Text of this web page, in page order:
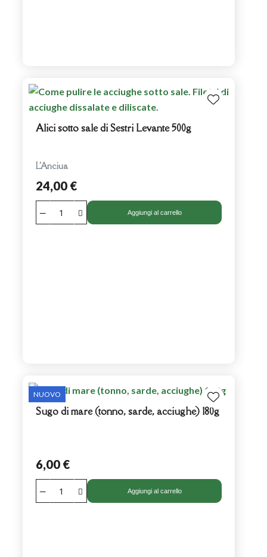
Alici sotto sale di Sestri Levante 500g
L'Anciua
24,00 €
Aggiungi al carrello
Sugo di mare (tonno, sarde, acciughe) 180g
6,00 €
Aggiungi al carrello
NUOVO